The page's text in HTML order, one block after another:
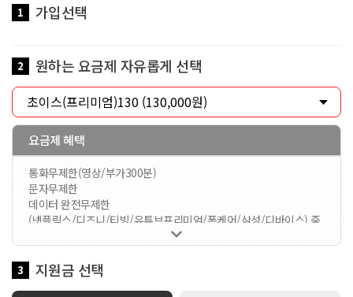
1 가입선택
2 원하는 요금제 자유롭게 선택
요금제 혜택
통화무제한(영상/부가300분)
문자무제한
데이터 완전무제한
(넷플릭스/디즈니/티빙/유튜브프리미엄/폰케어/삼성/디바이스) 중
1가지 선택 가능한 요금제입니다 / 멤버십VVIP / 공유데이터
100GB 제공 / 로밍데이터 1Mbps / 데이터쉐어링 1회선 무료 / 스
마트기기 2회선 무료 / 만 18세 이하 가입시 스쿨덤(공유데이터 2배
제공+안심박스)자동적용 / 만19세이상 ~ 만34세이하 가입시 Y덤(공

3 지원금 선택